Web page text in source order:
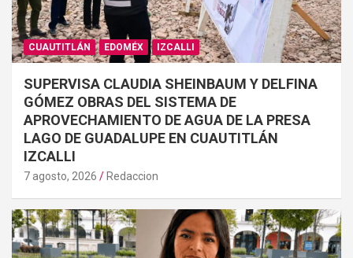
CUAUTITLÁN EDOMÉX IZCALLI
SUPERVISA CLAUDIA SHEINBAUM Y DELFINA
GÓMEZ OBRAS DEL SISTEMA DE
APROVECHAMIENTO DE AGUA DE LA PRESA
LAGO DE GUADALUPE EN CUAUTITLÁN
IZCALLI
7 agosto, 2026 Redaccion